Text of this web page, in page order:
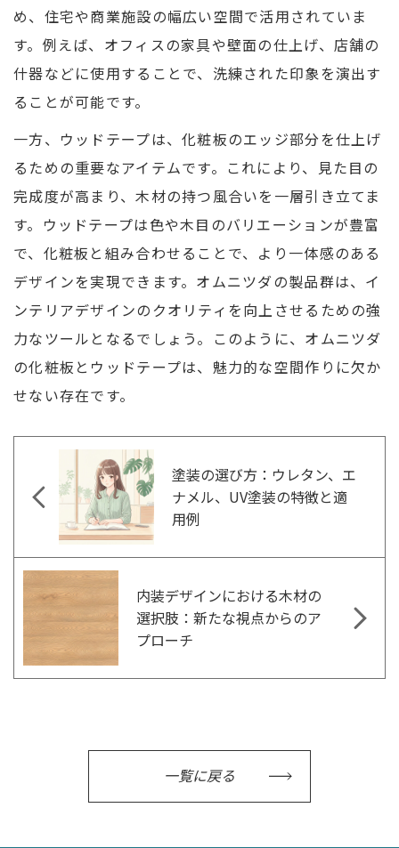
め、住宅や商業施設の幅広い空間で活用されていま
す。例えば、オフィスの家具や壁面の仕上げ、店舗の
什器などに使用することで、洗練された印象を演出す
ることが可能です。
一方、ウッドテープは、化粧板のエッジ部分を仕上げ
るための重要なアイテムです。これにより、見た目の
完成度が高まり、木材の持つ風合いを一層引き立てま
す。ウッドテープは色や木目のバリエーションが豊富
で、化粧板と組み合わせることで、より一体感のある
デザインを実現できます。オムニツダの製品群は、イ
ンテリアデザインのクオリティを向上させるための強
力なツールとなるでしょう。このように、オムニツダ
の化粧板とウッドテープは、魅力的な空間作りに欠か
せない存在です。
塗装の選び方：ウレタン、エ
ナメル、UV塗装の特徴と適
用例
内装デザインにおける木材の
選択肢：新たな視点からのア
プローチ
一覧に戻る